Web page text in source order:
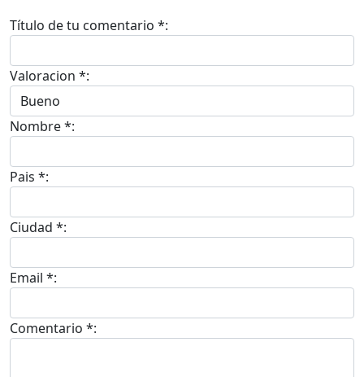
Título de tu comentario *:
Valoracion *:
Nombre *:
Pais *:
Ciudad *:
Email *:
Comentario *: